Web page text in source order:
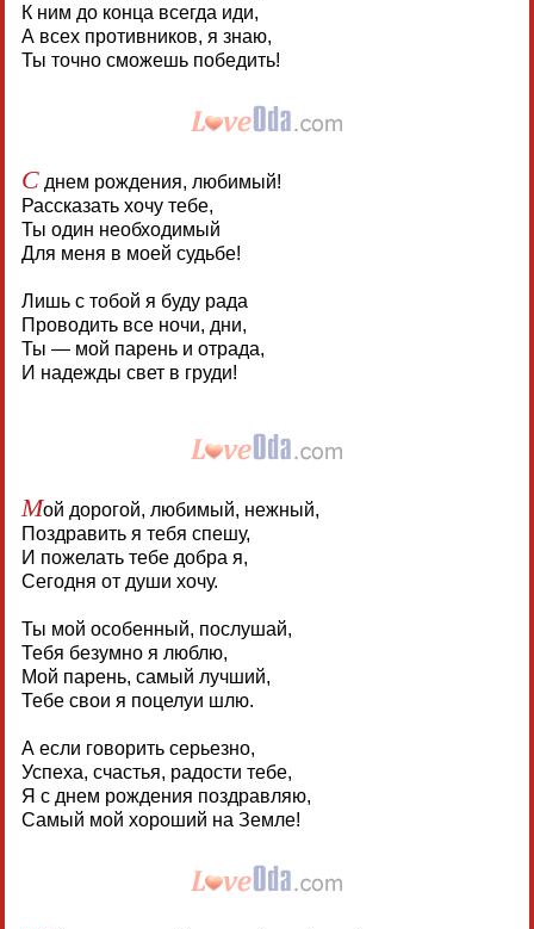
К ним до конца всегда иди,
А всех противников, я знаю,
Ты точно сможешь победить!
Сднем рождения, любимый!
Рассказать хочу тебе,
Ты один необходимый
Для меня в моей судьбе!
Лишь с тобой я буду рада
Проводить все ночи, дни,
Ты — мой парень и отрада,
И надежды свет в груди!
Мой дорогой, любимый, нежный,
Поздравить я тебя спешу,
И пожелать тебе добра я,
Сегодня от души хочу.
Ты мой особенный, послушай,
Тебя безумно я люблю,
Мой парень, самый лучший,
Тебе свои я поцелуи шлю.
А если говорить серьезно,
Успеха, счастья, радости тебе,
Я с днем рождения поздравляю,
Самый мой хороший на Земле!